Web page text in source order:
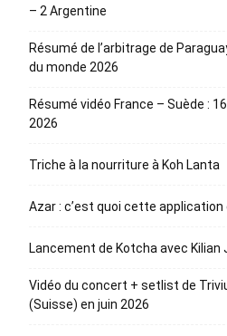
– 2 Argentine
Résumé de l’arbitrage de
du monde 2026
Résumé vidéo France – Suède :
2026
Triche à la nourriture à Koh Lanta
Azar : c’est quoi cette application
Lancement de Kotcha avec Kilian
Vidéo du concert + setlist de
(Suisse) en juin 2026